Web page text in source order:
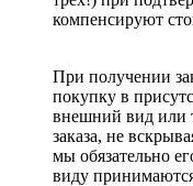
компенсируют
При получении
покупку в
внешний вид или
заказа, не
мы обязательно
виду